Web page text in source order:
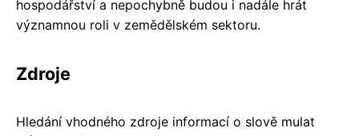
hospodářství a nepochybně budou i nadále hrát
významnou roli v zemědělském sektoru.
Zdroje
Hledání vhodného zdroje informací o slově mulat